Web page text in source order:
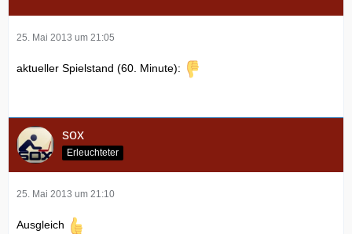
25. Mai 2013 um 21:05
aktueller Spielstand (60. Minute):
sox
Erleuchteter
25. Mai 2013 um 21:10
Ausgleich